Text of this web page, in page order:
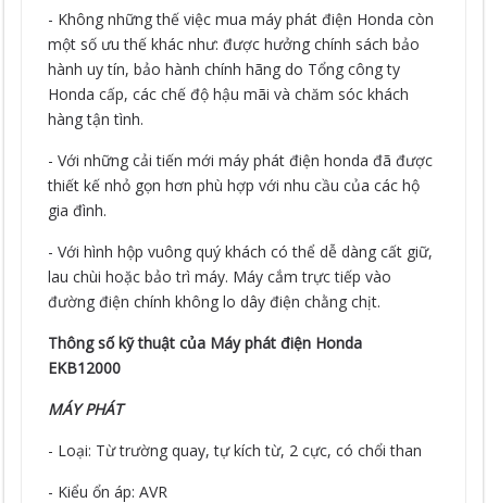
- Không những thế việc mua máy phát điện Honda còn
một số ưu thế khác như: được hưởng chính sách bảo
hành uy tín, bảo hành chính hãng do Tổng công ty
Honda cấp, các chế độ hậu mãi và chăm sóc khách
hàng tận tình.
- Với những cải tiến mới máy phát điện honda đã được
thiết kế nhỏ gọn hơn phù hợp với nhu cầu của các hộ
gia đình.
- Với hình hộp vuông quý khách có thể dễ dàng cất giữ,
lau chùi hoặc bảo trì máy. Máy cắm trực tiếp vào
đường điện chính không lo dây điện chằng chịt.
Thông số kỹ thuật của Máy phát điện Honda
EKB12000
MÁY PHÁT
- Loại: Từ trường quay, tự kích từ, 2 cực, có chổi than
- Kiểu ổn áp: AVR